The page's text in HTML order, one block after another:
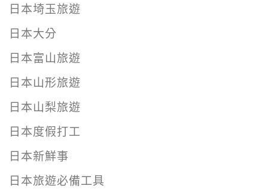
日本埼玉旅遊
日本大分
日本富山旅遊
日本山形旅遊
日本山梨旅遊
日本度假打工
日本新鮮事
日本旅遊必備工具